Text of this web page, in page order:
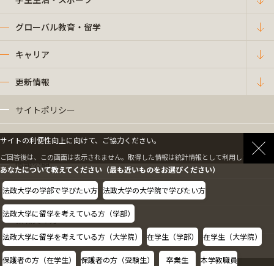
グローバル教育・留学
キャリア
更新情報
サイトポリシー
プライバシーポリシー
情報公開
採用情報
教職員の方へ
サイトの利便性向上に向けて、ご協力ください。
ご回答後は、この画面は表示されません。取得した情報は統計情報として利用します。
あなたについて教えてください（最も近いものをお選びください）
法政大学の学部で学びたい方 法政大学の大学院で学びたい方
法政大学に留学を考えている方（学部）
法政大学に留学を考えている方（大学院） 在学生（学部） 在学生（大学院）
保護者の方（在学生） 保護者の方（受験生） 卒業生 本学教職員